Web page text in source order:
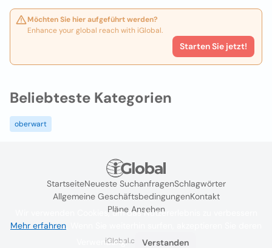
Möchten Sie hier aufgeführt werden?
Enhance your global reach with iGlobal.
Starten Sie jetzt!
Beliebteste Kategorien
oberwart
StartseiteNeueste SuchanfragenSchlagwörter
Allgemeine GeschäftsbedingungenKontakt
Pläne Ansehen
iGlobal.co @ 2024
Wir verwenden Cookies, um das Nutzererlebnis zu verbessern
Mehr erfahren
Verwendung.
Verstanden